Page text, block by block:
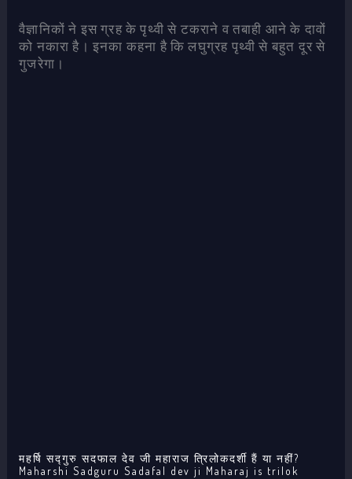
वैज्ञानिकों ने इस ग्रह के पृथ्‍वी से टकराने व तबाही आने के दावों
को नकारा है। इनका कहना है कि लघुग्रह पृथ्‍वी से बहुत दूर से
गुजरेगा।
महर्षि सद्गुरु सदफाल देव जी महाराज त्रिलोकदर्शी हैं या नहीं?
Maharshi Sadguru Sadafal dev ji Maharaj is trilok